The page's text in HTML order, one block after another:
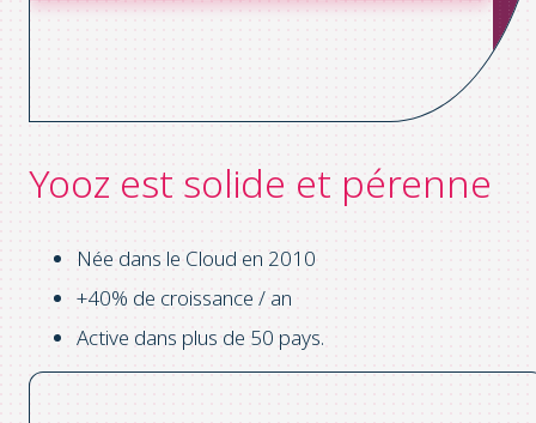
Yooz est solide et pérenne
Née dans le Cloud en 2010
+40% de croissance / an
Active dans plus de 50 pays.